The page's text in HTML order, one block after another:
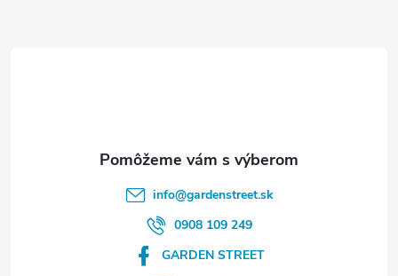
info@gardenstreet.sk
0908 109 249
GARDEN STREET